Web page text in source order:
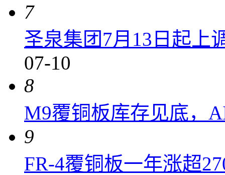
7
圣泉集团7月13日起上
07-10
8
M9覆铜板库存见底，
9
FR-4覆铜板一年涨超